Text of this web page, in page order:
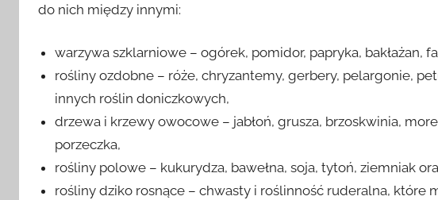
do nich między innymi:
warzywa szklarniowe – ogórek, pomidor, papryka, bakłażan,
rośliny ozdobne – róże, chryzantemy, gerbery, pelargonie,
innych roślin doniczkowych,
drzewa i krzewy owocowe – jabłoń, grusza, brzoskwinia,
porzeczka,
rośliny polowe – kukurydza, bawełna, soja, tytoń, ziemniak
rośliny dziko rosnące – chwasty i roślinność ruderalna, które